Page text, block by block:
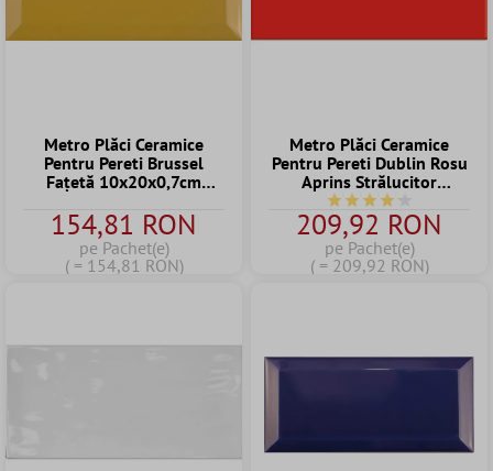
Metro Plăci Ceramice
Pentru Pereti Brussel
Fațetă 10x20x0,7cm
154,81 RON
pe Pachet(e)
( = 154,81 RON)
Metro Plăci Ceramice
Pentru Pereti Dublin Rosu
Aprins Strălucitor
10x20cm
Durchschnittliche
209,92 RON
pe Pachet(e)
( = 209,92 RON)